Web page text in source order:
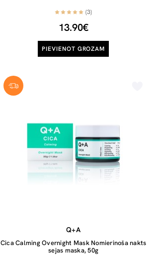
(3)
13.90€
PIEVIENOT GROZAM
Q+A
Cica Calming Overnight Mask Nomierinoša nakts
sejas maska, 50g